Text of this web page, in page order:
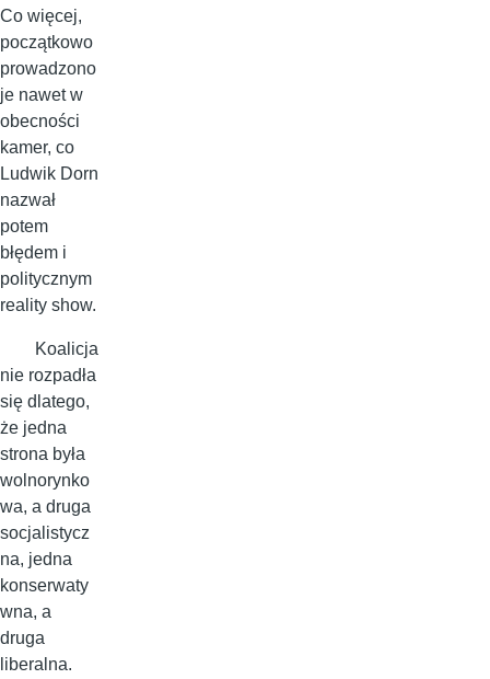
Co więcej,
początkowo
prowadzono
je nawet w
obecności
kamer, co
Ludwik Dorn
nazwał
potem
błędem i
politycznym
reality show.
Koalicja
nie rozpadła
się dlatego,
że jedna
strona była
wolnorynko
wa, a druga
socjalistycz
na, jedna
konserwaty
wna, a
druga
liberalna.